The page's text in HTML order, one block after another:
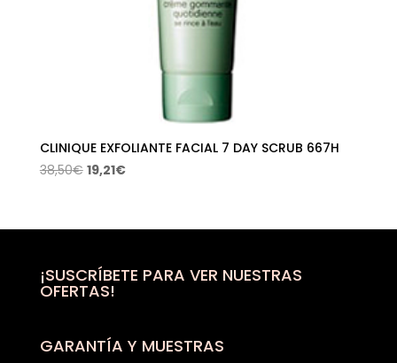
CLINIQUE EXFOLIANTE FACIAL 7 DAY SCRUB 667H
38,50€ El
era:
19,21€El
es:
¡SUSCRÍBETE PARA VER NUESTRAS
OFERTAS!
GARANTÍA Y MUESTRAS